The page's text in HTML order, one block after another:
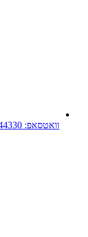
וואטסאפ: 0509844330